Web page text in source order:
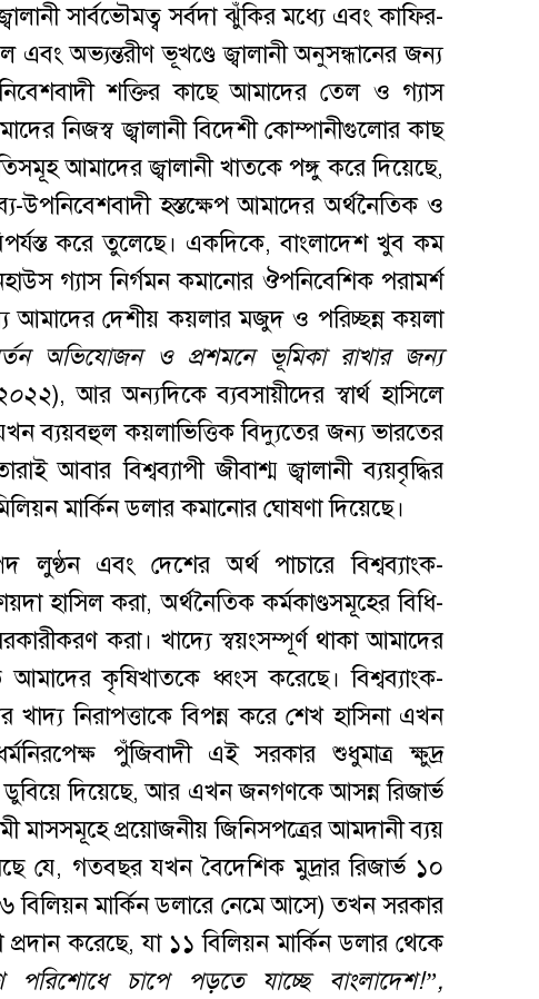
সার্বভৌমত্ব সর্বদা ঝুঁকির মধ্যে এবং কাফির-
অভ্যন্তরীণ ভূখণ্ডে জ্বালানী অনুসন্ধানের জন্য
শক্তির কাছে আমাদের তেল ও গ্যাস
নিজস্ব জ্বালানী বিদেশী কোম্পানীগুলোর কাছ
আমাদের জ্বালানী খাতকে পঙ্গু করে দিয়েছে,
উপনিবেশবাদী হস্তক্ষেপ আমাদের অর্থনৈতিক ও
করে তুলেছে। একদিকে, বাংলাদেশ খুব কম
গ্যাস নির্গমন কমানোর ঔপনিবেশিক পরামর্শ
আমাদের দেশীয় কয়লার মজুদ ও পরিচ্ছন্ন কয়লা
অভিযোজন ও প্রশমনে ভূমিকা রাখার জন্য
), আর অন্যদিকে ব্যবসায়ীদের স্বার্থ হাসিলে
ব্যয়বহুল কয়লাভিত্তিক বিদ্যুতের জন্য ভারতের
বিশ্বব্যাপী জীবাশ্ম জ্বালানী ব্যয়বৃদ্ধির
মার্কিন ডলার কমানোর ঘোষণা দিয়েছে।
লুণ্ঠন এবং দেশের অর্থ পাচারে বিশ্বব্যাংক-
হাসিল করা, অর্থনৈতিক কর্মকাণ্ডসমূহের বিধি-
করা। খাদ্যে স্বয়ংসম্পূর্ণ থাকা আমাদের
আমাদের কৃষিখাতকে ধ্বংস করেছে। বিশ্বব্যাংক-
নিরাপত্তাকে বিপন্ন করে শেখ হাসিনা এখন
পুঁজিবাদী এই সরকার শুধুমাত্র ক্ষুদ্র
ডুবিয়ে দিয়েছে, আর এখন জনগণকে আসন্ন রিজার্ভ
মাসসমূহে প্রয়োজনীয় জিনিসপত্রের আমদানী ব্যয়
যে, গতবছর যখন বৈদেশিক মুদ্রার রিজার্ভ ১০
বিলিয়ন মার্কিন ডলারে নেমে আসে) তখন সরকার
করেছে, যা ১১ বিলিয়ন মার্কিন ডলার থেকে
চাপে পড়তে যাচ্ছে বাংলাদেশ!”,